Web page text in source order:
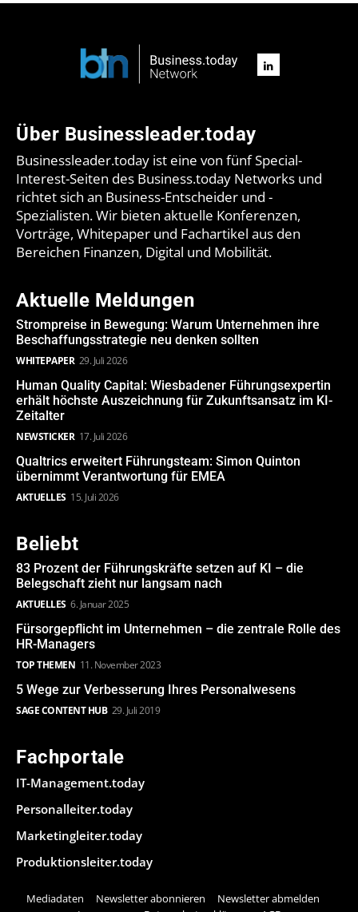
Über Businessleader.today
Businessleader.today ist eine von fünf Special-
Interest-Seiten des Business.today Networks und
richtet sich an Business-Entscheider und -
Spezialisten. Wir bieten aktuelle Konferenzen,
Vorträge, Whitepaper und Fachartikel aus den
Bereichen Finanzen, Digital und Mobilität.
Aktuelle Meldungen
Strompreise in Bewegung: Warum Unternehmen ihre
Beschaffungsstrategie neu denken sollten
WHITEPAPER 29. Juli 2026
Human Quality Capital: Wiesbadener Führungsexpertin
erhält höchste Auszeichnung für Zukunftsansatz im KI-
Zeitalter
NEWSTICKER 17. Juli 2026
Qualtrics erweitert Führungsteam: Simon Quinton
übernimmt Verantwortung für EMEA
AKTUELLES 15. Juli 2026
Beliebt
83 Prozent der Führungskräfte setzen auf KI – die
Belegschaft zieht nur langsam nach
AKTUELLES 6. Januar 2025
Fürsorgepflicht im Unternehmen – die zentrale Rolle des
HR-Managers
TOP THEMEN 11. November 2023
5 Wege zur Verbesserung Ihres Personalwesens
SAGE CONTENT HUB 29. Juli 2019
Fachportale
IT-Management.today
Personalleiter.today
Marketingleiter.today
Produktionsleiter.today
Mediadaten Newsletter abonnieren
Newsletter abmelden